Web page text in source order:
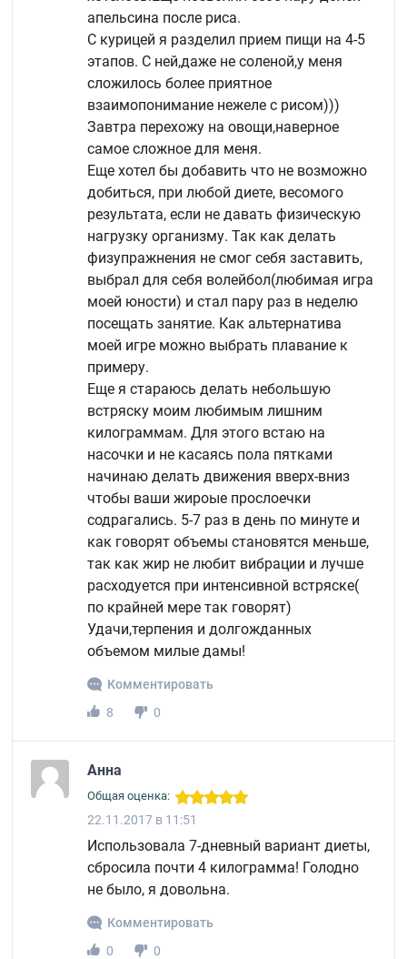
апельсина после риса.
С курицей я разделил прием пищи на 4-5
этапов. С ней,даже не соленой,у меня
сложилось более приятное
взаимопонимание нежеле с рисом)))
Завтра перехожу на овощи,наверное
самое сложное для меня.
Еще хотел бы добавить что не возможно
добиться, при любой диете, весомого
результата, если не давать физическую
нагрузку организму. Так как делать
физупражнения не смог себя заставить,
выбрал для себя волейбол(любимая игра
моей юности) и стал пару раз в неделю
посещать занятие. Как альтернатива
моей игре можно выбрать плавание к
примеру.
Еще я стараюсь делать небольшую
встряску моим любимым лишним
килограммам. Для этого встаю на
насочки и не касаясь пола пятками
начинаю делать движения вверх-вниз
чтобы ваши жироые прослоечки
содрагались. 5-7 раз в день по минуте и
как говорят объемы становятся меньше,
так как жир не любит вибрации и лучше
расходуется при интенсивной встряске(
по крайней мере так говорят)
Удачи,терпения и долгожданных
объемом милые дамы!
Комментировать
8
0
Анна
Общая оценка:
22.11.2017 в 11:51
Использовала 7-дневный вариант диеты,
сбросила почти 4 килограмма! Голодно
не было, я довольна.
Комментировать
0
0